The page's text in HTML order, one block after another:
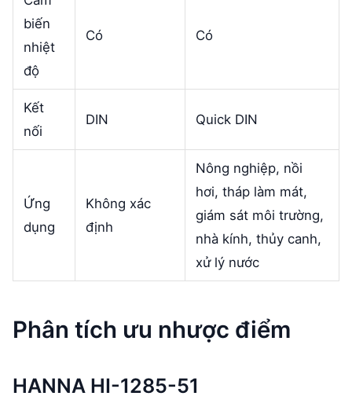
biến
nhiệt
độ
Có Có
Kết
nối
DIN Quick DIN
Ứng
dụng
Không xác
định
Nông nghiệp, nồi
hơi, tháp làm mát,
giám sát môi trường,
nhà kính, thủy canh,
xử lý nước
Phân tích ưu nhược điểm
HANNA HI-1285-51